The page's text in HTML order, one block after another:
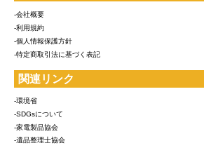
-会社概要
-利用規約
-個人情報保護方針
-特定商取引法に基づく表記
関連リンク
-環境省
-SDGsについて
-家電製品協会
-遺品整理士協会